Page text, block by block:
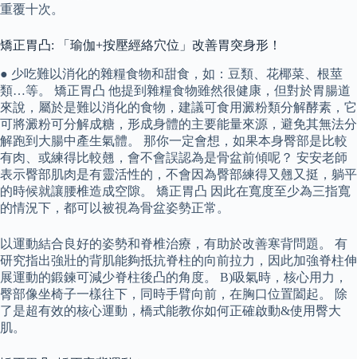
重覆十次。
矯正胃凸: 「瑜伽+按壓經絡穴位」改善胃突身形！
● 少吃難以消化的雜糧食物和甜食，如：豆類、花椰菜、根莖
類…等。 矯正胃凸 他提到雜糧食物雖然很健康，但對於胃腸道
來說，屬於是難以消化的食物，建議可食用澱粉類分解酵素，它
可將澱粉可分解成糖，形成身體的主要能量來源，避免其無法分
解跑到大腸中產生氣體。 那你一定會想，如果本身臀部是比較
有肉、或練得比較翹，會不會誤認為是骨盆前傾呢？ 安安老師
表示臀部肌肉是有靈活性的，不會因為臀部練得又翹又挺，躺平
的時候就讓腰椎造成空隙。 矯正胃凸 因此在寬度至少為三指寬
的情況下，都可以被視為骨盆姿勢正常。
以運動結合良好的姿勢和脊椎治療，有助於改善寒背問題。 有
研究指出強壯的背肌能夠抵抗脊柱的向前拉力，因此加強脊柱伸
展運動的鍛鍊可減少脊柱後凸的角度。 B)吸氣時，核心用力，
臀部像坐椅子一樣往下，同時手臂向前，在胸口位置闔起。 除
了是超有效的核心運動，橋式能教你如何正確啟動&使用臀大
肌。